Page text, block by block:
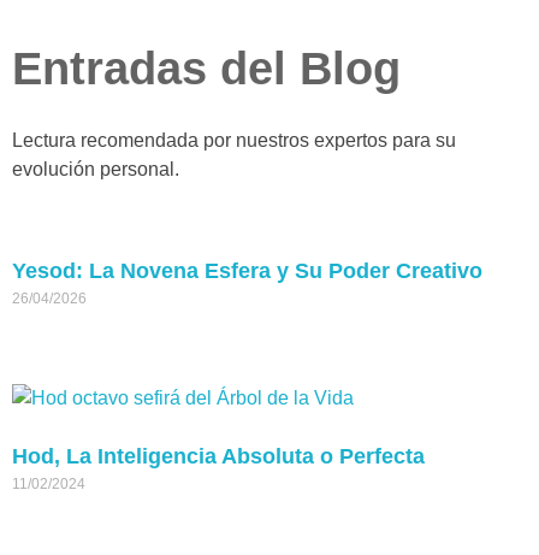
Entradas del Blog
Lectura recomendada por nuestros expertos para su
evolución personal.
Yesod: La Novena Esfera y Su Poder Creativo
26/04/2026
Hod, La Inteligencia Absoluta o Perfecta
11/02/2024